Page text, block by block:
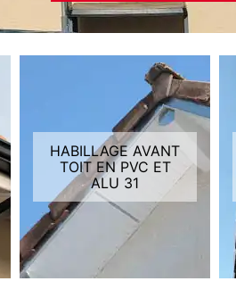
HABILLAGE AVANT
TOIT EN PVC ET
ALU 31